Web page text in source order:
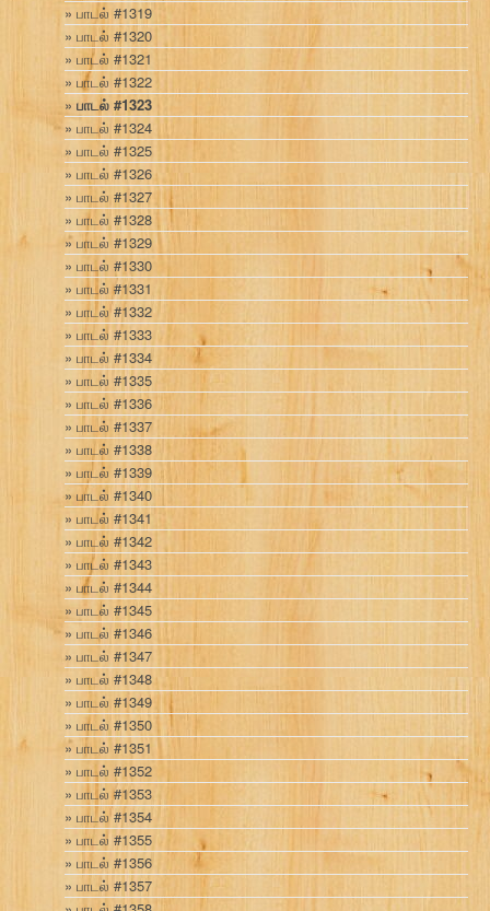
பாடல் #1319
பாடல் #1320
பாடல் #1321
பாடல் #1322
பாடல் #1323
பாடல் #1324
பாடல் #1325
பாடல் #1326
பாடல் #1327
பாடல் #1328
பாடல் #1329
பாடல் #1330
பாடல் #1331
பாடல் #1332
பாடல் #1333
பாடல் #1334
பாடல் #1335
பாடல் #1336
பாடல் #1337
பாடல் #1338
பாடல் #1339
பாடல் #1340
பாடல் #1341
பாடல் #1342
பாடல் #1343
பாடல் #1344
பாடல் #1345
பாடல் #1346
பாடல் #1347
பாடல் #1348
பாடல் #1349
பாடல் #1350
பாடல் #1351
பாடல் #1352
பாடல் #1353
பாடல் #1354
பாடல் #1355
பாடல் #1356
பாடல் #1357